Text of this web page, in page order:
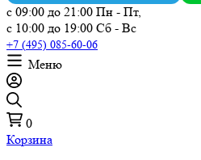
с 09:00 до 21:00 Пн - Пт,
с 10:00 до 19:00 Сб - Вс
+7 (495) 085-60-06
Меню
0
Корзина